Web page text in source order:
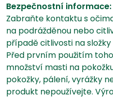
Bezpečnostní informace:
Zabraňte kontaktu s
na podrážděnou nebo
případě citlivosti na
Před prvním použitím
množství masti na
pokožky, pálení, vyrážky
produkt nepoužívejte.